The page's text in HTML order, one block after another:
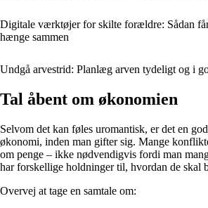
Digitale værktøjer for skilte forældre: Sådan
hænge sammen
Undgå arvestrid: Planlæg arven tydeligt og i
Tal åbent om økonomien
Selvom det kan føles uromantisk, er det en
økonomi, inden man gifter sig. Mange
om penge – ikke nødvendigvis fordi man
har forskellige holdninger til, hvordan de skal
Overvej at tage en samtale om: